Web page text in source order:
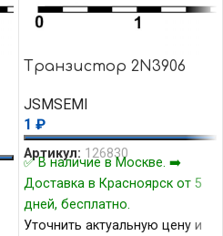
Транзистор 2N3906
JSMSEMI
1 ₽
Артикул: 126830
✅ В наличие в Москве. ➡️
Доставка в Красноярск от 5
дней, бесплатно.
Уточнить актуальную цену и